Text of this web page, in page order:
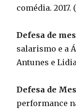
comédia. 2017.
Defesa de
salarismo e a
Antunes e Lidia
Defesa de
performance